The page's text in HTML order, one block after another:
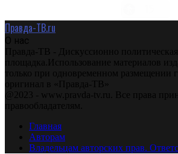
Правда-ТВ.ru
О нас
Правда-ТВ - Дискуссионно политическая
площадка.Использование материалов
только при одновременном размещении
оригинал в «Правда-ТВ»
@2023 - www.pravda-tv.ru. Все права
правообладателям.
Главная
Авторам
Владельцам авторских прав.